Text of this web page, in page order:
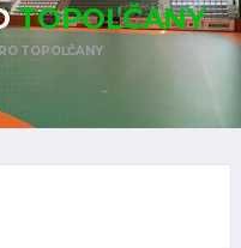
TOPOĽČANY
TOPOĽČANY